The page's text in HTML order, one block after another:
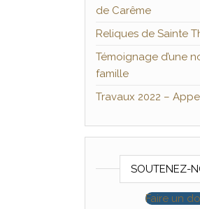
de Carême
Reliques de Sainte
Témoignage d’une
famille
Travaux 2022 –
SOUTENEZ-
Faire un